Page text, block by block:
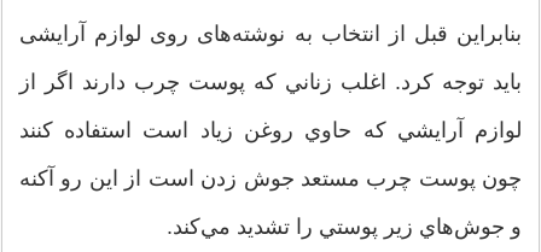
بنابراین قبل از انتخاب به نوشته‌های روی لوازم آرایشی
باید توجه کرد. اغلب زناني كه پوست چرب دارند اگر از
لوازم آرايشي كه حاوي روغن زياد است استفاده كنند
چون پوست چرب مستعد جوش زدن است از اين رو آكنه
و جوش‌هاي زير پوستي را تشديد مي‌كند.